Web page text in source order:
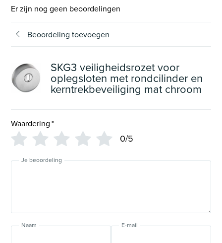
Er zijn nog geen beoordelingen
Beoordeling toevoegen
SKG3 veiligheidsrozet voor
oplegsloten met rondcilinder en
kerntrekbeveiliging mat chroom
Waardering *
0/5
Je beoordeling
Naam E-mail